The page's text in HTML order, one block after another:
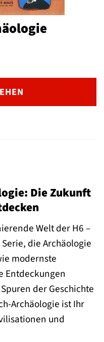
Die Zukunft
Welt der H6 –
die Archäologie
modernste
Entdeckungen
der Geschichte
Archäologie ist Ihr
und